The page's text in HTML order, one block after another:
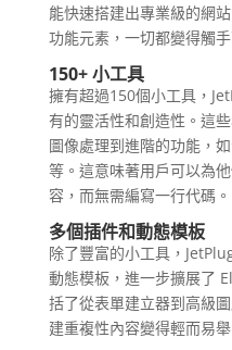
能快速搭建出專業級的網
功能元素，一切都變得觸手
150+ 小工具
擁有超過150個小工具，
有的靈活性和創造性。這
圖像處理到進階的功能，
等。這意味著用戶可以為
容，而無需編寫一行代碼。
多個插件和動態模板
除了豐富的小工具，
動態模板，進一步擴展了
括了從表單建立器到高級
建重複性內容變得輕而易